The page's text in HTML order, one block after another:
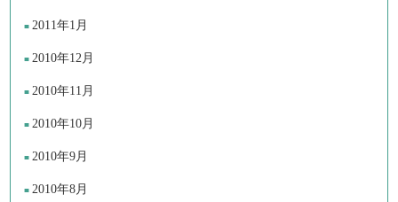
2011年1月
2010年12月
2010年11月
2010年10月
2010年9月
2010年8月